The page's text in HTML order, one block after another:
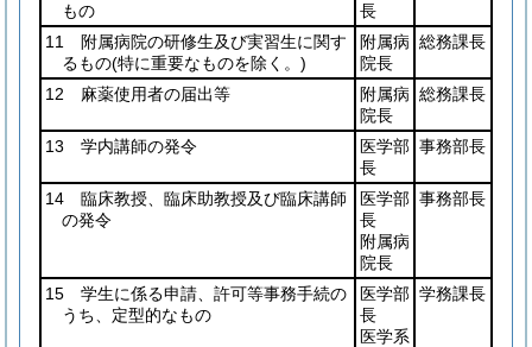
もの
長
11 附属病院の研修生及び実習生に関す
るもの(特に重要なものを除く。)
附属病
院長
総務課長
12 麻薬使用者の届出等
附属病
院長
総務課長
13 学内講師の発令
医学部
長
事務部長
14 臨床教授、臨床助教授及び臨床講師
の発令
医学部
長
附属病
院長
事務部長
15 学生に係る申請、許可等事務手続の
うち、定型的なもの
医学部
長
医学系
学務課長